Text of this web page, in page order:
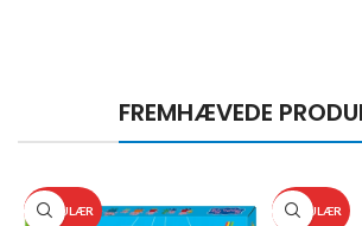
FREMHÆVEDE
POPULÆR POPULÆR